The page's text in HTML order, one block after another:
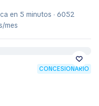
en 5 minutos · 6052
mes
CONCESIONARIO